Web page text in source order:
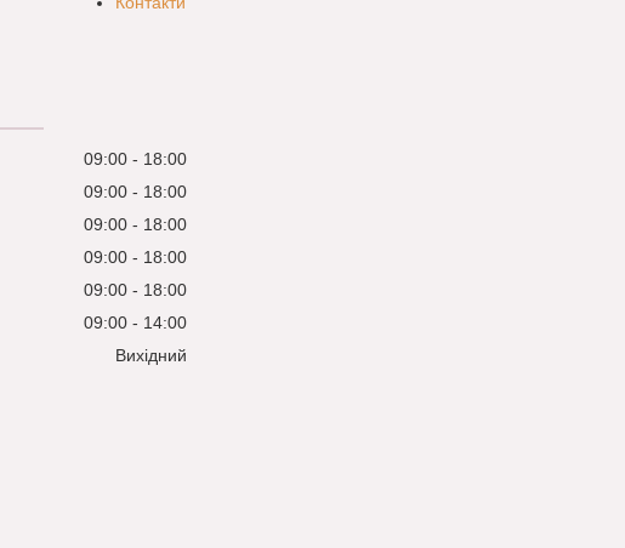
09:00
18:00
09:00
18:00
09:00
18:00
09:00
18:00
09:00
18:00
09:00
14:00
Вихідний